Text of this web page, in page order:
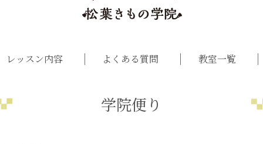
レッスン内容 よくある質問 教室一覧
学院便り